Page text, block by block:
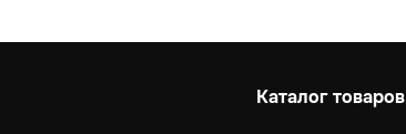
Каталог товаров